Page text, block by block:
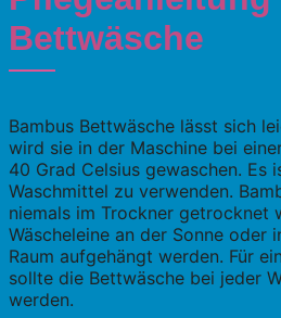
Bettwäsche
Bambus Bettwäsche lässt sich
wird sie in der Maschine bei
40 Grad Celsius gewaschen. Es
Waschmittel zu verwenden.
niemals im Trockner getrocknet
Wäscheleine an der Sonne oder
Raum aufgehängt werden. Für
sollte die Bettwäsche bei jeder
werden.